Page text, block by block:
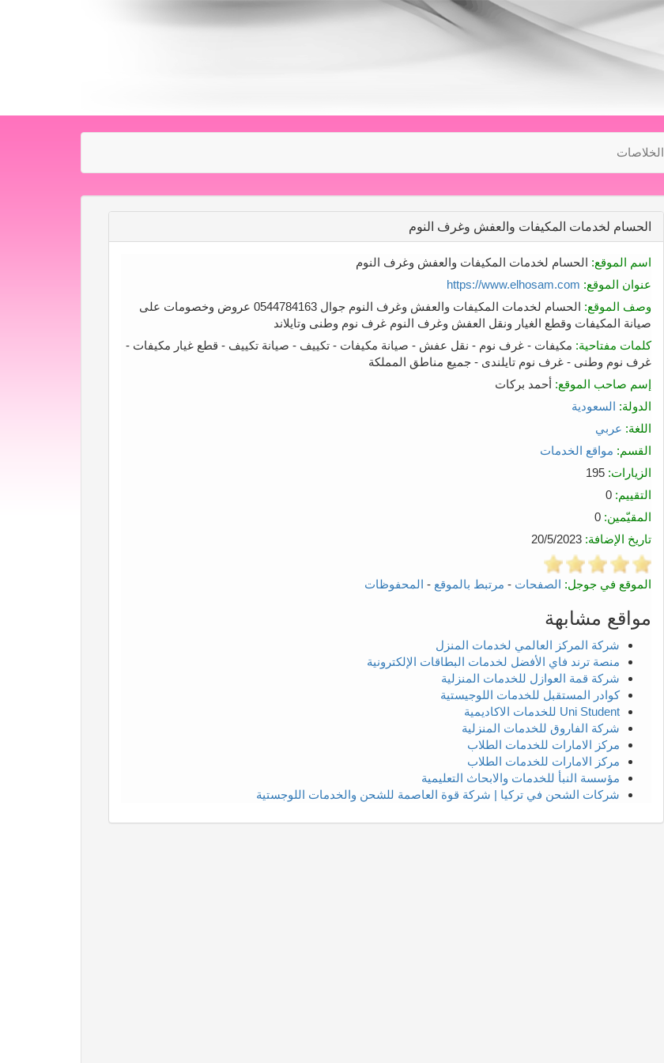
الخلاصات
الحسام لخدمات المكيفات والعفش وغرف النوم
اسم الموقع: الحسام لخدمات المكيفات والعفش وغرف النوم
عنوان الموقع: https://www.elhosam.com
وصف الموقع:
الحسام لخدمات المكيفات والعفش وغرف النوم جوال 0544784163 عروض وخصومات على
صيانة المكيفات وقطع الغيار ونقل العفش وغرف النوم غرف نوم وطنى وتايلاند
كلمات مفتاحية: مكيفات - غرف نوم - نقل عفش - صيانة مكيفات - تكييف - صيانة تكييف - قطع غيار مكيفات -
غرف نوم وطنى - غرف نوم تايلندى - جميع مناطق المملكة
إسم صاحب الموقع: أحمد بركات
الدولة: السعودية
اللغة: عربي
القسم: مواقع الخدمات
الزيارات:
التقييم:
المقيّمين:
تاريخ الإضافة:
الموقع في جوجل: الصفحات - مرتبط بالموقع - المحفوظات
مواقع مشابهة
شركة المركز العالمي لخدمات المنزل
منصة ترند فاي الأفضل لخدمات البطاقات الإلكترونية
شركة قمة العوازل للخدمات المنزلية
كوادر المستقبل للخدمات اللوجيستية
Uni Student للخدمات الاكاديمية
شركة الفاروق للخدمات المنزلية
مركز الامارات للخدمات الطلاب
مركز الامارات للخدمات الطلاب
مؤسسة النبأ للخدمات والابحاث التعليمية
شركات الشحن في تركيا | شركة قوة العاصمة للشحن والخدمات اللوجستية